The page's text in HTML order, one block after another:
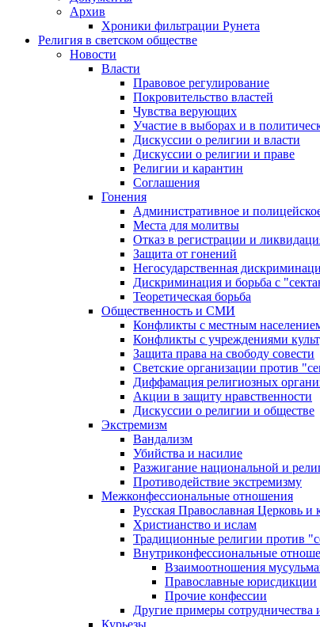
Архив
Хроники фильтрации Рунета
Религия в светском обществе
Новости
Власти
Правовое регулирование
Покровительство властей
Чувства верующих
Участие в выборах и в
Дискуссии о религии и власти
Дискуссии о религии и праве
Религии и карантин
Соглашения
Гонения
Административное и
Места для молитвы
Отказ в регистрации и
Защита от гонений
Негосударственная
Дискриминация и борьба с
Теоретическая борьба
Общественность и СМИ
Конфликты с местным
Конфликты с учреждениями
Защита права на свободу совести
Светские организации против
Диффамация религиозных
Акции в защиту нравственности
Дискуссии о религии и обществе
Экстремизм
Вандализм
Убийства и насилие
Разжигание национальной и
Противодействие экстремизму
Межконфессиональные отношения
Русская Православная Церковь и
Христианство и ислам
Традиционные религии против
Внутриконфессиональные
Взаимоотношения
Православные юрисдикции
Прочие конфессии
Другие примеры сотрудничества